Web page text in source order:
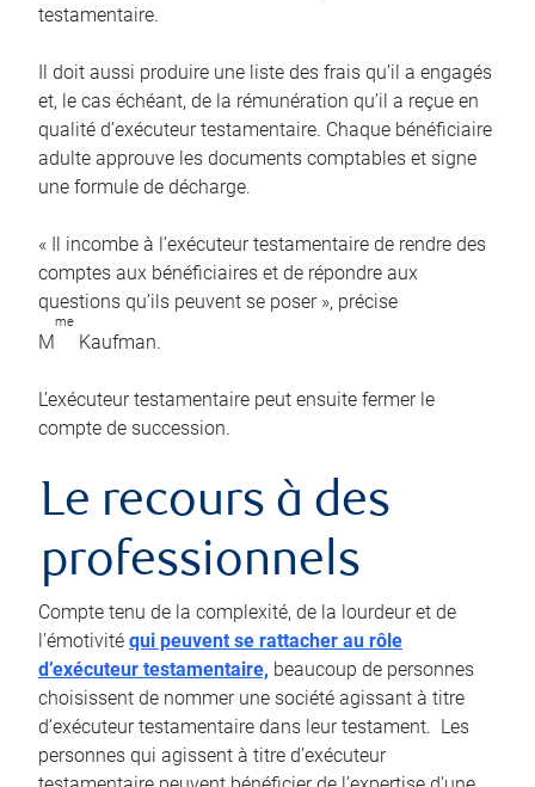
testamentaire.
Il doit aussi produire une liste des frais qu’il a engagés
et, le cas échéant, de la rémunération qu’il a reçue en
qualité d’exécuteur testamentaire. Chaque bénéficiaire
adulte approuve les documents comptables et signe
une formule de décharge.
« Il incombe à l’exécuteur testamentaire de rendre des
comptes aux bénéficiaires et de répondre aux
questions qu’ils peuvent se poser », précise
M
me
Kaufman.
L’exécuteur testamentaire peut ensuite fermer le
compte de succession.
Le recours à des
professionnels
Compte tenu de la complexité, de la lourdeur et de
l’émotivité qui peuvent se rattacher au rôle
d’exécuteur testamentaire, beaucoup de personnes
choisissent de nommer une société agissant à titre
d’exécuteur testamentaire dans leur testament. Les
personnes qui agissent à titre d’exécuteur